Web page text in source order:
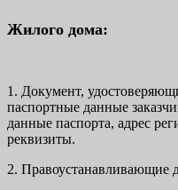
Жилого дома:
1. Документ,
паспортные данные
данные паспорта, адрес
реквизиты.
2. Правоустанавливающие